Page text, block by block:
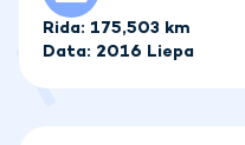
Rida: 175,503 km
Data: 2016 Liepa